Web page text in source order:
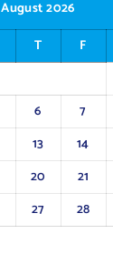
August 2026
T F
6 7
13 14
20 21
27 28